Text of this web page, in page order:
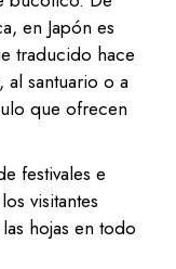
en Japón es
traducido hace
santuario o a
que ofrecen
festivales e
visitantes
hojas en todo